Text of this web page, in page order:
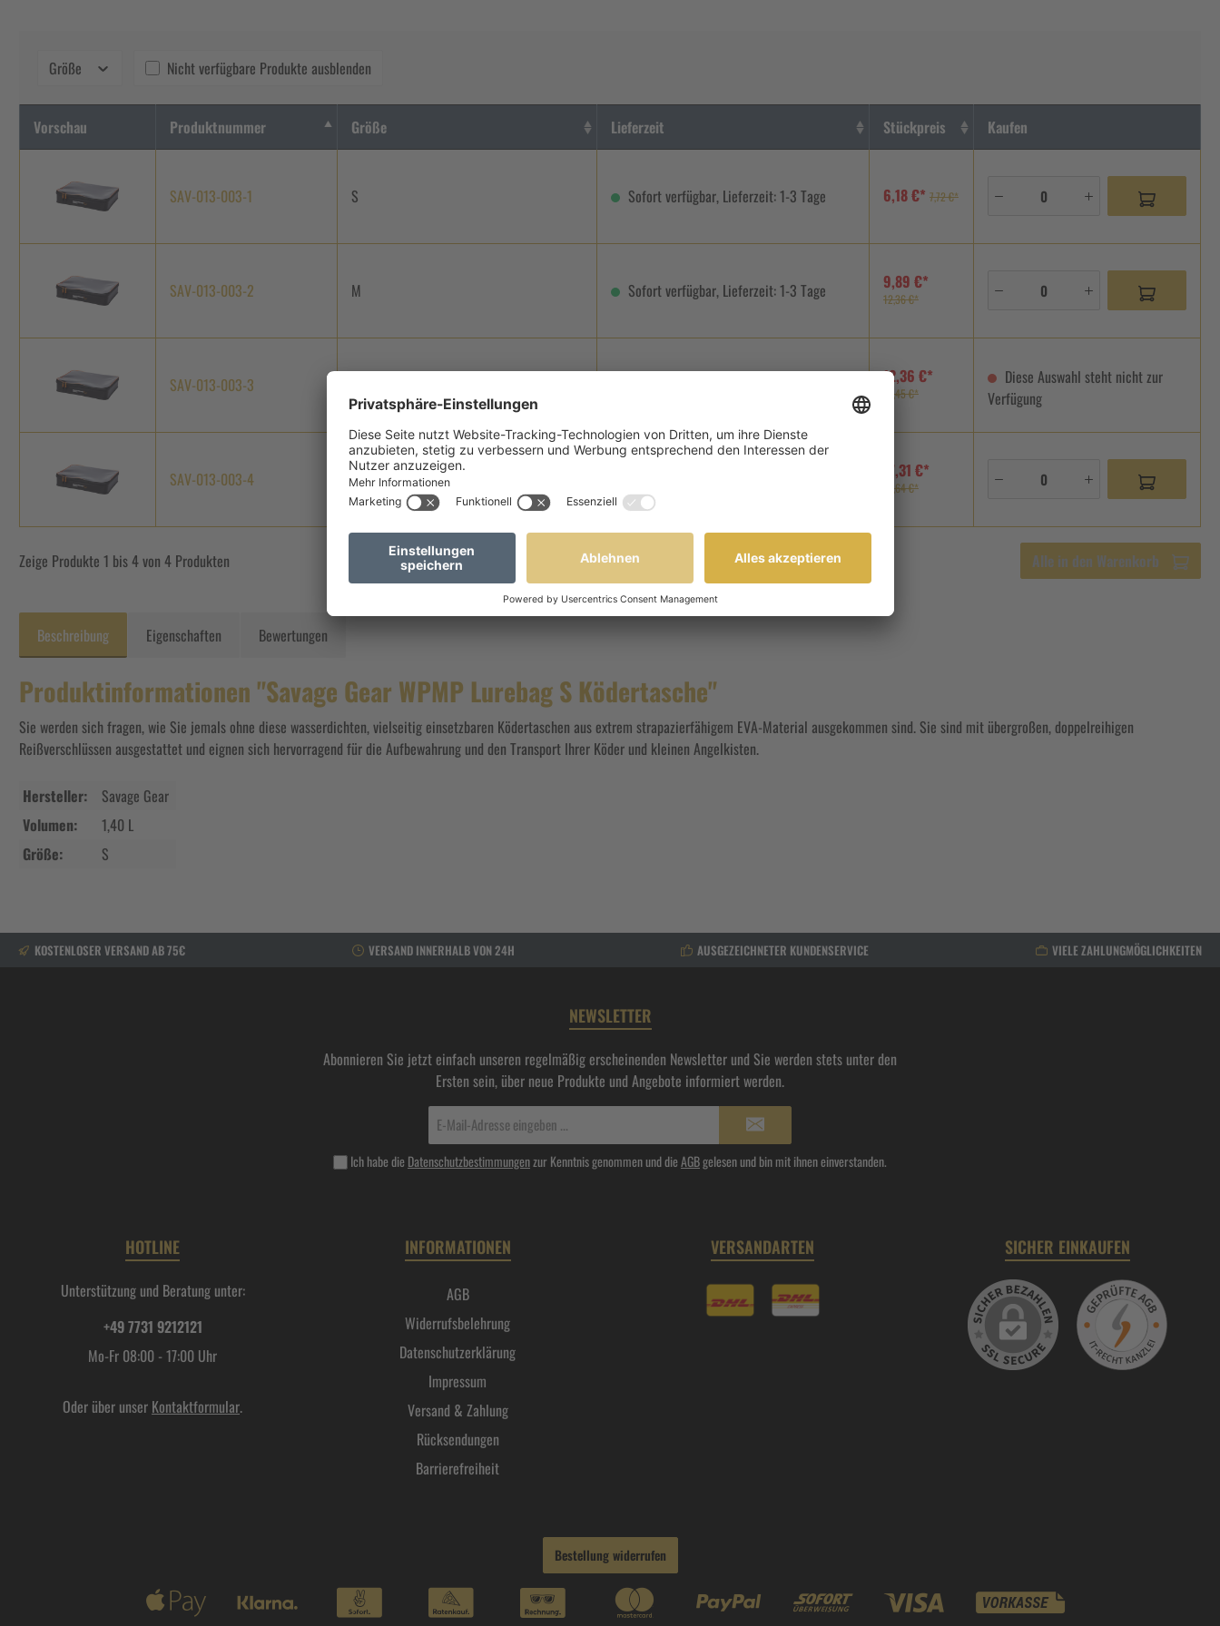
Größe Nicht verfügbare Produkte ausblenden
Vorschau Produktnummer Größe Lieferzeit Stückpreis Kaufen
SAV-013-003-1 S Sofort verfügbar, Lieferzeit: 1-3 Tage 6,18 €* 7,72 €*
SAV-013-003-2 M Sofort verfügbar, Lieferzeit: 1-3 Tage 9,89 €*
12,36 €*
SAV-013-003-3 12,36 €*
15,45 €*
Diese Auswahl steht nicht zur
Verfügung
SAV-013-003-4 XL 17,31 €*
21,64 €*
Zeige Produkte 1 bis 4 von 4 Produkten Alle in den Warenkorb
Beschreibung Eigenschaften Bewertungen
Produktinformationen "Savage Gear WPMP Lurebag S Ködertasche"
Sie werden sich fragen, wie Sie jemals ohne diese wasserdichten, vielseitig einsetzbaren Ködertaschen aus extrem strapazierfähigem EVA-Material ausgekommen sind. Sie sind mit übergroßen, doppelreihigen
Reißverschlüssen ausgestattet und eignen sich hervorragend für die Aufbewahrung und den Transport Ihrer Köder und kleinen Angelkisten.
Hersteller:
Savage Gear
Volumen:
1,40 L
Größe:
S
KOSTENLOSER VERSAND AB 75€ VERSAND INNERHALB VON 24H AUSGEZEICHNETER KUNDENSERVICE VIELE ZAHLUNGMÖGLICHKEITEN
NEWSLETTER
Abonnieren Sie jetzt einfach unseren regelmäßig erscheinenden Newsletter und Sie werden stets unter den
Ersten sein, über neue Produkte und Angebote informiert werden.
Adresse*
Ich habe die Datenschutzbestimmungenzur Kenntnis genommen und dieAGBgelesen und bin mit ihnen einverstanden.
HOTLINE
Unterstützung und Beratung unter:
+49 7731 9212121
Mo-Fr 08:00 - 17:00 Uhr
Oder über unser Kontaktformular.
INFORMATIONEN
AGB
Widerrufsbelehrung
Datenschutzerklärung
Impressum
Versand & Zahlung
Rücksendungen
Barrierefreiheit
VERSANDARTEN SICHER EINKAUFEN
Bestellung widerrufen